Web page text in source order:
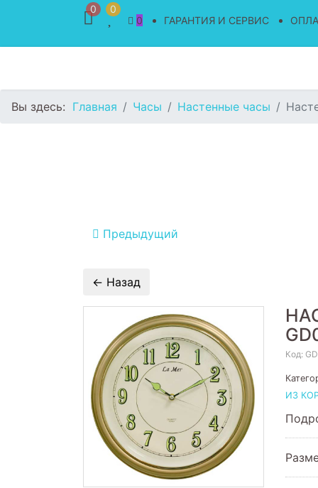
0
0
0
ГАРАНТИЯ И СЕРВИС
Вы здесь: Главная Часы Настенные часы
Предыдущий
Код:
ИЗ